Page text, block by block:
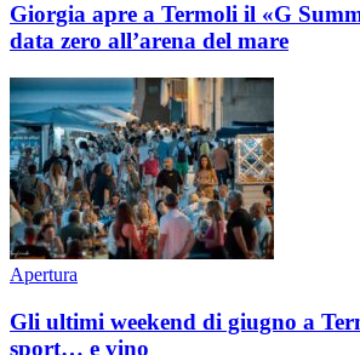
Giorgia apre a Termoli il «G
data zero all’arena del mare
Apertura
Gli ultimi weekend di giugno a
sport… e vino